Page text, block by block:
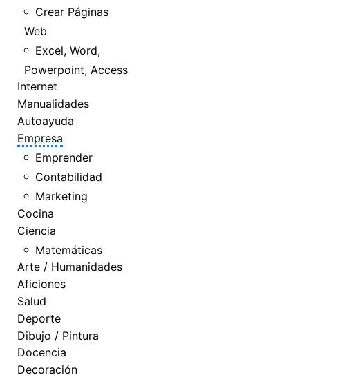
Crear Páginas
Web
Excel, Word,
Powerpoint, Access
Internet
Manualidades
Autoayuda
Empresa
Emprender
Contabilidad
Marketing
Cocina
Ciencia
Matemáticas
Arte / Humanidades
Aficiones
Salud
Deporte
Dibujo / Pintura
Docencia
Decoración